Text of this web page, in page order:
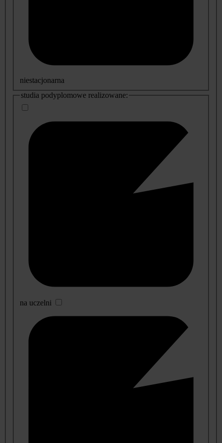
niestacjonarna
studia podyplomowe realizowane:
na uczelni